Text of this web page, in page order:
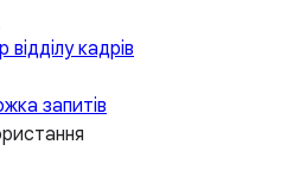
кадрів
запитів